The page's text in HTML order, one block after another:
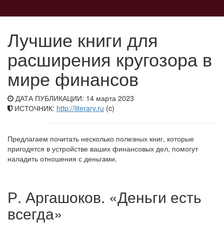
Лучшие книги для
расширения кругозора в
мире финансов
ДАТА ПУБЛИКАЦИИ: 14 марта 2023
ИСТОЧНИК: http://literary.ru (c)
Предлагаем почитать несколько полезных книг, которые
пригодятся в устройстве ваших финансовых дел, помогут
наладить отношения с деньгами.
Р. Аргашоков. «Деньги есть
всегда»